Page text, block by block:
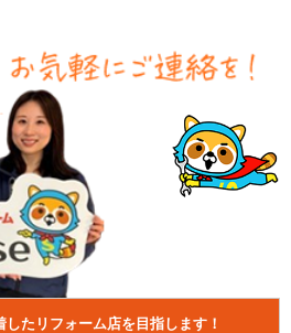
たリフォーム店を目指します！